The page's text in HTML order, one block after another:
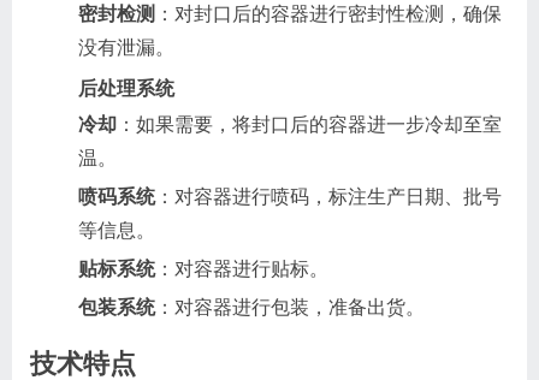
密封检测 ：对封口后的容器进行密封性检测，确保
没有泄漏。
后处理系统
冷却 ：如果需要，将封口后的容器进一步冷却至室
温。
喷码系统：对容器进行喷码，标注生产日期、批号
等信息。
贴标系统：对容器进行贴标。
包装系统：对容器进行包装，准备出货。
技术特点